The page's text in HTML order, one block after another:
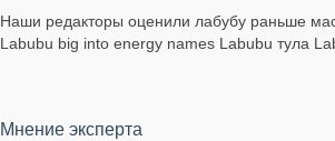
Наши редакторы оценили лабубу раньше
Labubu big into energy names Labubu тула
Мнение эксперта